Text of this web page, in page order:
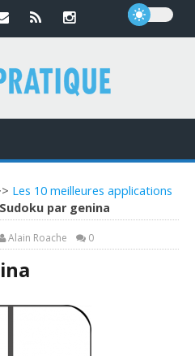
Les 10 meilleures applications
Sudoku par genina
Alain Roache 0